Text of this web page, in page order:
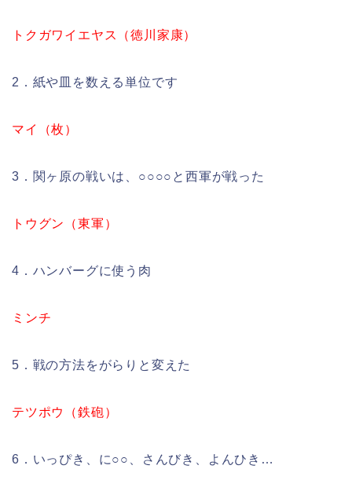
トクガワイエヤス（徳川家康）
2．紙や皿を数える単位です
マイ（枚）
3．関ヶ原の戦いは、○○○○と西軍が戦った
トウグン（東軍）
4．ハンバーグに使う肉
ミンチ
5．戦の方法をがらりと変えた
テツポウ（鉄砲）
6．いっぴき、に○○、さんびき、よんひき…